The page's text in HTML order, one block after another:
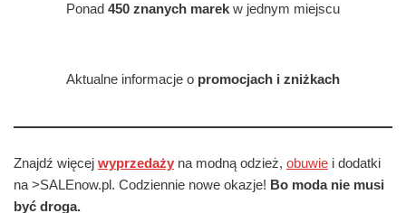
Ponad 450 znanych marek w jednym miejscu
Aktualne informacje o promocjach i zniżkach
Znajdź więcej wyprzedaży na modną odzież, obuwie i dodatki
na >SALEnow.pl. Codziennie nowe okazje! Bo moda nie musi
być droga.